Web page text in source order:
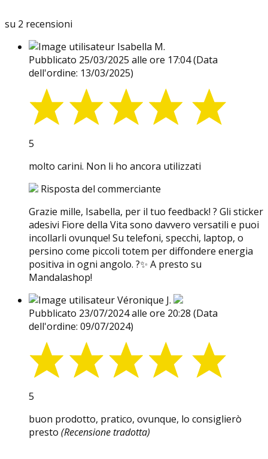
su 2 recensioni
Isabella M.
Pubblicato 25/03/2025 alle ore 17:04(Data
dell'ordine: 13/03/2025)
5
molto carini. Non li ho ancora utilizzati
Risposta del commerciante
Grazie mille, Isabella, per il tuo feedback! ? Gli sticker
adesivi Fiore della Vita sono davvero versatili e puoi
incollarli ovunque! Su telefoni, specchi, laptop, o
persino come piccoli totem per diffondere energia
positiva in ogni angolo. ?✨ A presto su
Mandalashop!
Véronique J.
Pubblicato 23/07/2024 alle ore 20:28 (Data
dell'ordine: 09/07/2024)
5
buon prodotto, pratico, ovunque, lo consiglierò
presto (Recensione tradotta)